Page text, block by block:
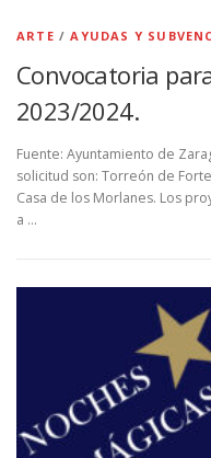
ARTE /AYUDAS Y
Convocatoria
2023/2024.
Fuente: Ayuntamiento de
solicitud son: Torreón de
Casa de los Morlanes. Los
a …